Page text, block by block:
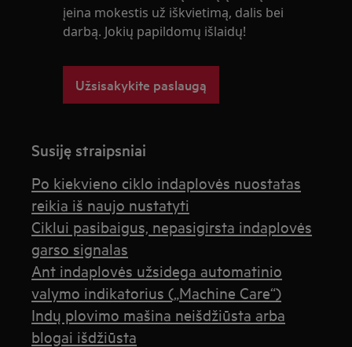
įeina mokestis už iškvietimą, dalis bei
darbą. Jokių papildomų išlaidų!
Užsisakykite paslaugą
Susiję straipsniai
Po kiekvieno ciklo indaplovės nuostatas
reikia iš naujo nustatyti
Ciklui pasibaigus, nepasigirsta indaplovės
garso signalas
Ant indaplovės užsidega automatinio
valymo indikatorius („Machine Care“)
Indų plovimo mašina neišdžiūsta arba
blogai išdžiūsta